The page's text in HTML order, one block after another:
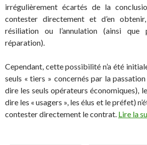
irrégulièrement écartés de la
contester directement et d’en
résiliation ou l’annulation (ainsi que
réparation).
Cependant, cette possibilité n’a été
seuls « tiers » concernés par la
dire les seuls opérateurs économiques),
dire les « usagers », les élus et le préfet)
contester directement le contrat. Lire la